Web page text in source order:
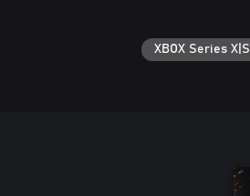
XBOX Series X|S